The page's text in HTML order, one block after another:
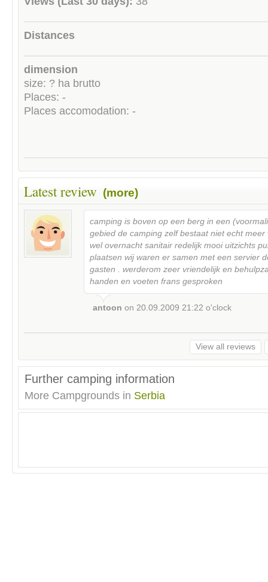
Distances
dimension
size: ? ha brutto
Places: -
Places accomodation: -
Latest review (more)
camping is boven op een berg in een
gebied de camping zelf bestaat niet echt meer
wel overnacht sanitair redelijk mooi uitzichts
plaatsen wij waren er samen met een servier
gasten . werderom zeer vriendelijk en
handen en voeten frans gesproken
antoon on 20.09.2009 21:22 o'clock
View all reviews
Further camping information
More Campgrounds in Serbia